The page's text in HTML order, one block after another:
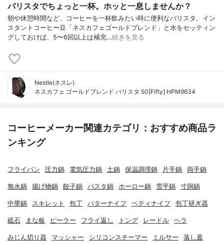
バリスタでちょっと一杯。ホッと一息しませんか？
朝や休憩時間など、コーヒーを一杯飲みたい時に便利なバリスタ。イン
スタントコーヒー豆「ネスカフェゴールドブレンド」と水をセッティン
グしておけば、5〜6回以上は補充…続きを見る
Nestle(ネスレ)
ネスカフェ ゴールドブレンド バリスタ 50[Fifty] HPM9634
コーヒーメーカー関連カテゴリ：おすすめ商品ラ
ンキング
フライパン 圧力鍋 電気圧力鍋 土鍋 保温調理鍋 片手鍋 両手鍋
無水鍋 揚げ物鍋 餃子鍋 パスタ鍋 ホーロー鍋 雪平鍋 寸胴鍋
中華鍋 スキレット 包丁 バターナイフ ペティナイフ 包丁研ぎ器
砥石 まな板 ピーラー フライ返し トング レードル ヘラ
みじん切り器 マッシャー シリコンスチーマー ミルサー 落し蓋